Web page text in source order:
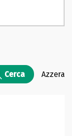
Cerca Azzera